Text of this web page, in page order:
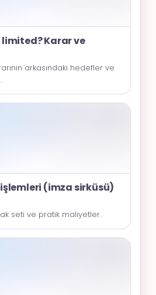
limited? Karar ve
arkasındaki hedefler ve
(imza sirküsü)
seti ve pratik maliyetler.